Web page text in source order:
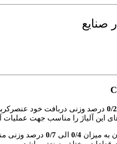
0/ درصد وزنی دربافت خود
این آلیاژ را مناسب جهت عملیات
به میزان 0/4 الی 0/7 درصد وزنی